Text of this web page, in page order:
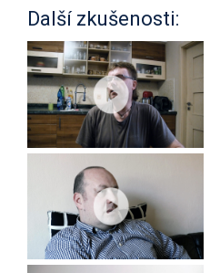
Další zkušenosti: